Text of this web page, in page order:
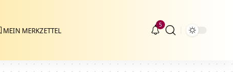
MEIN MERKZETTEL
5